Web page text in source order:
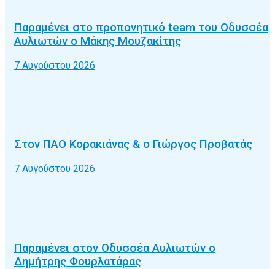
Παραμένει στο προπονητικό team του Οδυσσέα
Αυλιωτών ο Μάκης Μουζακίτης
7 Αυγούστου 2026
Στον ΠΑΟ Κορακιάνας & ο Γιώργος Προβατάς
7 Αυγούστου 2026
Παραμένει στον Οδυσσέα Αυλιωτών ο
Δημήτρης Φουρλατάρας